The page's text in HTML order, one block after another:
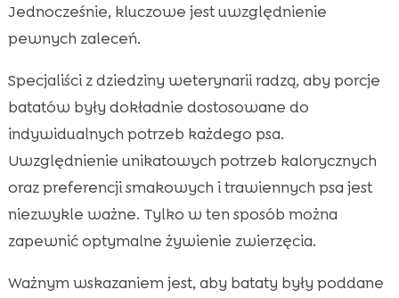
Jednocześnie, kluczowe jest uwzględnienie
pewnych zaleceń.
Specjaliści z dziedziny weterynarii radzą, aby porcje
batatów były dokładnie dostosowane do
indywidualnych potrzeb każdego psa.
Uwzględnienie unikatowych potrzeb kalorycznych
oraz preferencji smakowych i trawiennych psa jest
niezwykle ważne. Tylko w ten sposób można
zapewnić optymalne żywienie zwierzęcia.
Ważnym wskazaniem jest, aby bataty były poddane